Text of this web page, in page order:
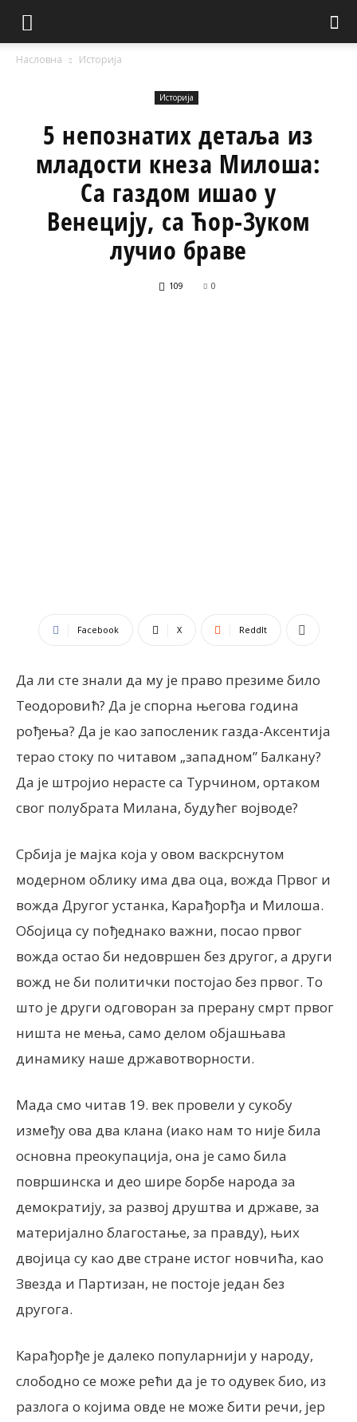
Насловна Историја
Историја
5 непознатих детаља из
младости кнеза Милоша:
Са газдом ишао у
Венецију, са Ћор-Зуком
лучио браве
109 0
Facebook X ReddIt
Да ли сте знали да му је право презиме било
Теодоровић? Да је спорна његова година
рођења? Да је као запосленик газда-Аксентија
терао стоку по читавом „западном” Балкану?
Да је штројио нерасте са Турчином, ортаком
свог полубрата Милана, будућег војводе?
Србија је мајка која у овом васкрснутом
модерном облику има два оца, вожда Првог и
вожда Другог устанка, Kарађорђа и Милоша.
Обојица су пођеднако важни, посао првог
вожда остао би недовршен без другог, а други
вожд не би политички постојао без првог. То
што је други одговоран за прерану смрт првог
ништа не мења, само делом објашњава
динамику наше државотворности.
Мада смо читав 19. век провели у сукобу
између ова два клана (иако нам то није била
основна преокупација, она је само била
површинска и део шире борбе народа за
демократију, за развој друштва и државе, за
материјално благостање, за правду), њих
двојица су као две стране истог новчића, као
Звезда и Партизан, не постоје један без
другога.
Kарађорђе је далеко популарнији у народу,
слободно се може рећи да је то одувек био, из
разлога о којима овде не може бити речи, јер